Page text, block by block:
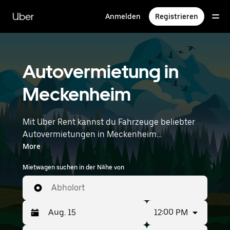
zum
Hauptinhalt
Uber Anmelden Registrieren
Autovermietung in
Meckenheim
Mit Uber Rent kannst du Fahrzeuge beliebter
Autovermietungen in Meckenheim
durchstöbern. Von Elektroautos über
Limousinen bis hin zu SUVs stehen dir
Fahrzeuge zur Auswahl, die sowohl für
Alleinreisende als auch für Gruppen mit bis zu
7 Personen geeignet sind. Gib deine Zeit- und
Standortangaben (z. B. Frankfurt Airport) ein,
um Autovermietungen in deiner Nähe zu
More
Mietwagen suchen in der Nähe von
Abholort
12:00 PM